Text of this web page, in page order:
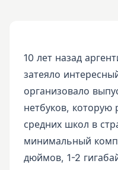
10 лет назад
затеяло
организовало
нетбуков,
средних школ в
минимальный
дюймов, 1-2